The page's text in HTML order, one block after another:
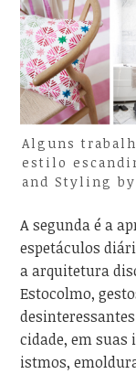
Alguns
estilo
and Styling by
A segunda é a
espetáculos
a arquitetura
Estocolmo,
cidade, em
istmos,